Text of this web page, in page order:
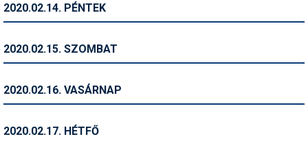
Símánia
Síszerviz
2020.02.14. PÉNTEK
2020.02.15. SZOMBAT
2020.02.16. VASÁRNAP
2020.02.17. HÉTFŐ